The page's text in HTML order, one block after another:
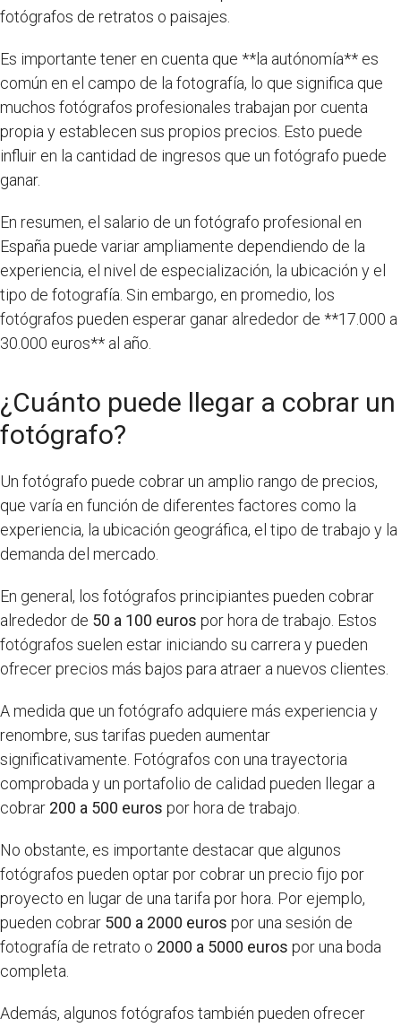
fotógrafos de retratos o paisajes.
Es importante tener en cuenta que **la autónomía** es
común en el campo de la fotografía, lo que significa que
muchos fotógrafos profesionales trabajan por cuenta
propia y establecen sus propios precios. Esto puede
influir en la cantidad de ingresos que un fotógrafo puede
ganar.
En resumen, el salario de un fotógrafo profesional en
España puede variar ampliamente dependiendo de la
experiencia, el nivel de especialización, la ubicación y el
tipo de fotografía. Sin embargo, en promedio, los
fotógrafos pueden esperar ganar alrededor de **17.000 a
30.000 euros** al año.
¿Cuánto puede llegar a cobrar un
fotógrafo?
Un fotógrafo puede cobrar un amplio rango de precios,
que varía en función de diferentes factores como la
experiencia, la ubicación geográfica, el tipo de trabajo y la
demanda del mercado.
En general, los fotógrafos principiantes pueden cobrar
alrededor de 50 a 100 euros por hora de trabajo. Estos
fotógrafos suelen estar iniciando su carrera y pueden
ofrecer precios más bajos para atraer a nuevos clientes.
A medida que un fotógrafo adquiere más experiencia y
renombre, sus tarifas pueden aumentar
significativamente. Fotógrafos con una trayectoria
comprobada y un portafolio de calidad pueden llegar a
cobrar 200 a 500 euros por hora de trabajo.
No obstante, es importante destacar que algunos
fotógrafos pueden optar por cobrar un precio fijo por
proyecto en lugar de una tarifa por hora. Por ejemplo,
pueden cobrar 500 a 2000 euros por una sesión de
fotografía de retrato o 2000 a 5000 euros por una boda
completa.
Además, algunos fotógrafos también pueden ofrecer